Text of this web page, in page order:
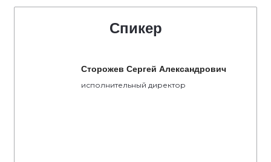
Спикер
Сторожев Сергей Александрович
исполнительный директор